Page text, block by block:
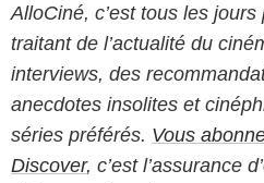
AlloCiné, c’est tous les
traitant de l’actualité du
interviews, des
anecdotes insolites et
séries préférés. Vous
Discover, c’est l’assurance